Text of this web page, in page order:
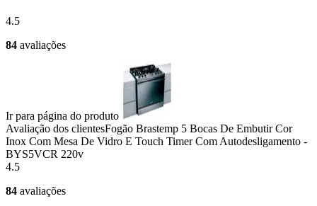
4.5
84 avaliações
Ir para página do produto
Avaliação dos clientesFogão Brastemp 5 Bocas De Embutir Cor
Inox Com Mesa De Vidro E Touch Timer Com Autodesligamento -
BYS5VCR 220v
4.5
84 avaliações